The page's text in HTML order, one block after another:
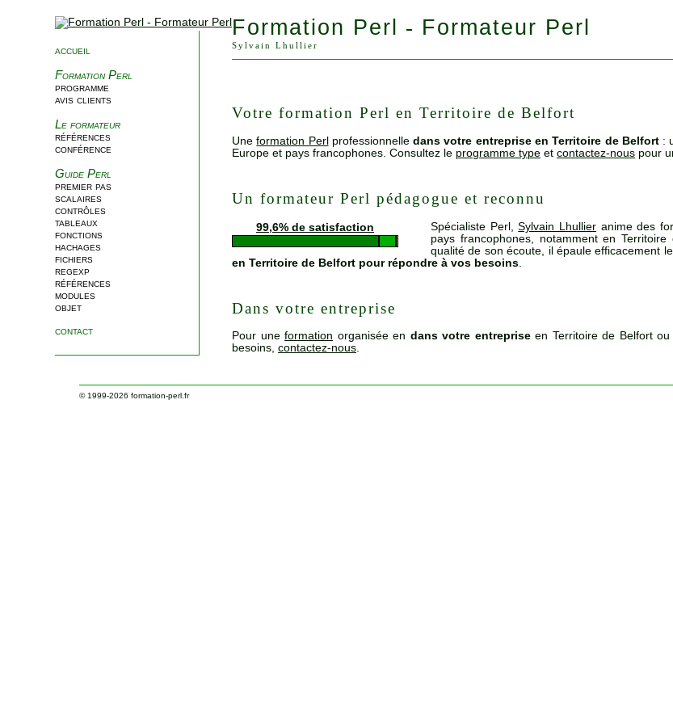
accueil
Formation Perl
programme
avis clients
Le formateur
références
conférence
Guide Perl
premier pas
scalaires
contrôles
tableaux
fonctions
hachages
fichiers
regexp
références
modules
objet
contact
Formation Perl - Formateur Perl
Sylvain Lhullier
Votre formation Perl en Territoire de Belfort
Uneformation Perlprofessionnelledans votre entreprise en Territoire de Belfort:
Europe et pays francophones. Consultez le programme type et contactez-nous pour
Un formateur Perl pédagogue et reconnu
99,6% de satisfaction Spécialiste Perl,Sylvain Lhullier anime des
pays francophones, notamment en
qualité de son écoute, il épaule efficacement
en Territoire de Belfort pour répondre à vos besoins
Dans votre entreprise
Pour uneformation organisée en dans votre entrepriseen Territoire de Belfort
besoins, contactez-nous.
© 1999-2026 formation-perl.fr